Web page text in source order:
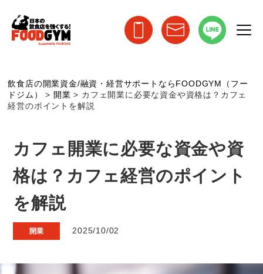
飲食店の開業資金/融資・経営サポートならFOODGYM（フー
ドジム）
> 開業 > カフェ開業に必要な資金や資格は？カフェ
経営のポイントを解説
カフェ開業に必要な資金や資
格は？カフェ経営のポイント
を解説
開業 2025/10/02